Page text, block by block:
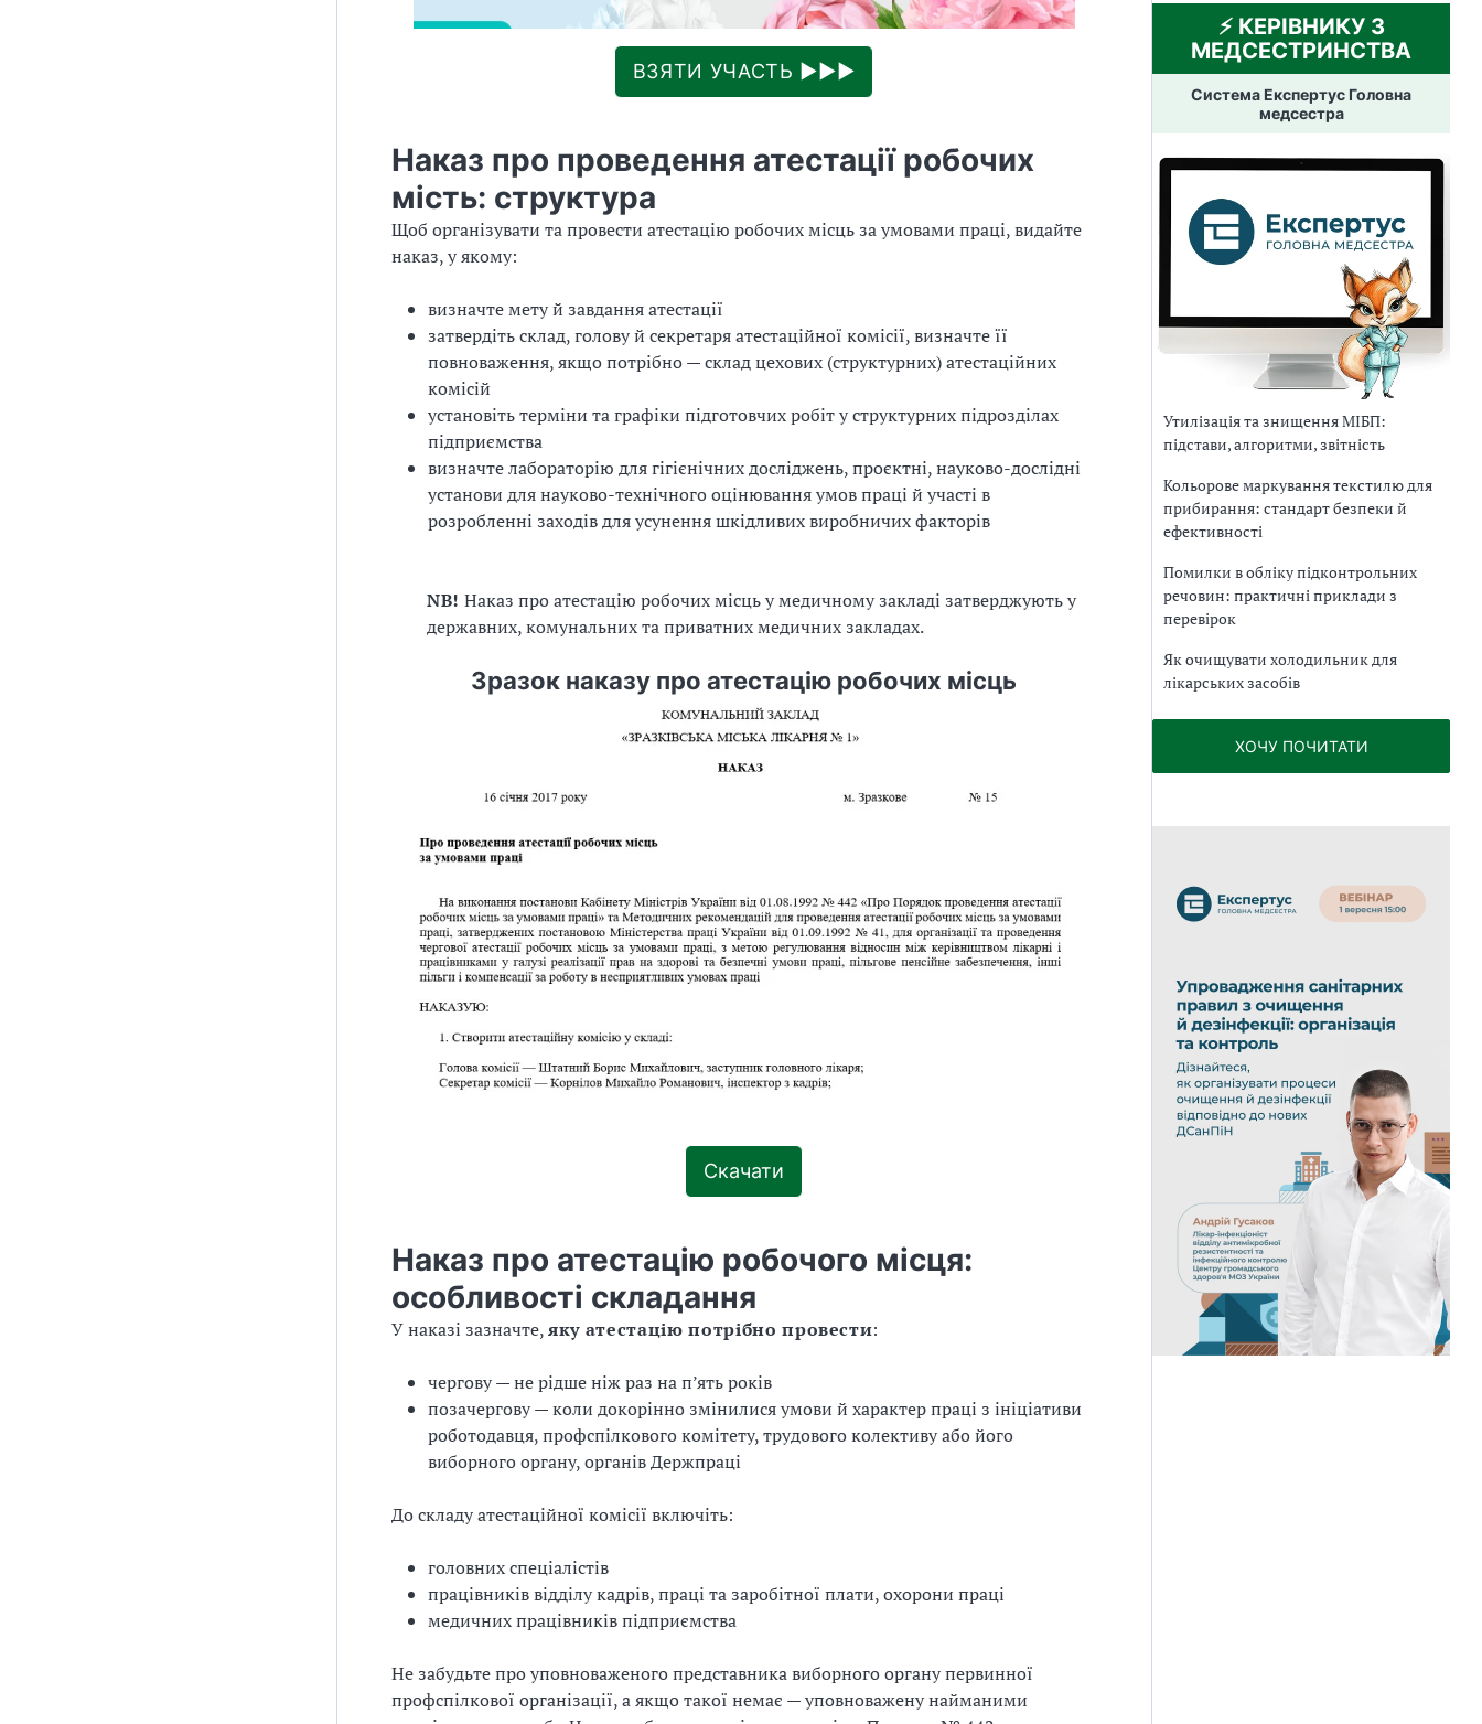
ВЗЯТИ УЧАСТЬ ►►►
Наказ про проведення атестації робочих
мість: структура
Щоб організувати та провести атестацію робочих місць за умовами праці, видайте
наказ, у якому:
визначте мету й завдання атестації
затвердіть склад, голову й секретаря атестаційної комісії, визначте її
повноваження, якщо потрібно — склад цехових (структурних) атестаційних
комісій
установіть терміни та графіки підготовчих робіт у структурних підрозділах
підприємства
визначте лабораторію для гігієнічних досліджень, проєктні, науково-дослідні
установи для науково-технічного оцінювання умов праці й участі в
розробленні заходів для усунення шкідливих виробничих факторів
NB! Наказ про атестацію робочих місць у медичному закладі затверджують у
державних, комунальних та приватних медичних закладах.
Зразок наказу про атестацію робочих місць
Скачати
Наказ про атестацію робочого місця:
особливості складання
У наказі зазначте,яку атестацію потрібно провести:
чергову — не рідше ніж раз на п’ять років
позачергову — коли докорінно змінилися умови й характер праці з ініціативи
роботодавця, профспілкового комітету, трудового колективу або його
виборного органу, органів Держпраці
До складу атестаційної комісії включіть:
головних спеціалістів
працівників відділу кадрів, праці та заробітної плати, охорони праці
медичних працівників підприємства
Не забудьте про уповноваженого представника виборного органу первинної
профспілкової організації, а якщо такої немає — уповноважену найманими
⚡️ КЕРІВНИКУ З
МЕДСЕСТРИНСТВА
Система Експертус Головна
медсестра
Утилізація та знищення МІБП:
підстави, алгоритми, звітність
Кольорове маркування текстилю для
прибирання: стандарт безпеки й
ефективності
Помилки в обліку підконтрольних
речовин: практичні приклади з
перевірок
Як очищувати холодильник для
лікарських засобів
ХОЧУ ПОЧИТАТИ